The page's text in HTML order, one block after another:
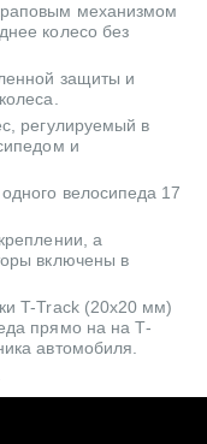
механизмом
колесо без
защиты и
регулируемый в
и
велосипеда 17
а
включены в
T-Track (20x20 мм)
прямо на на Т-
автомобиля.